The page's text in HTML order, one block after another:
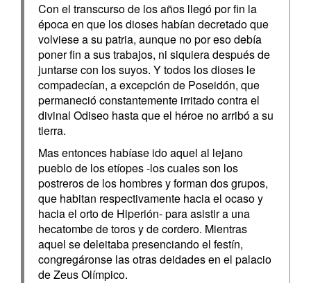
Con el transcurso de los años llegó por fin la
época en que los dioses habían decretado que
volviese a su patria, aunque no por eso debía
poner fin a sus trabajos, ni siquiera después de
juntarse con los suyos. Y todos los dioses le
compadecían, a excepción de Poseidón, que
permaneció constantemente irritado contra el
divinal Odiseo hasta que el héroe no arribó a su
tierra.
Mas entonces habíase ido aquel al lejano
pueblo de los etíopes -los cuales son los
postreros de los hombres y forman dos grupos,
que habitan respectivamente hacia el ocaso y
hacia el orto de Hiperión- para asistir a una
hecatombe de toros y de cordero. Mientras
aquel se deleitaba presenciando el festín,
congregáronse las otras deidades en el palacio
de Zeus Olímpico.